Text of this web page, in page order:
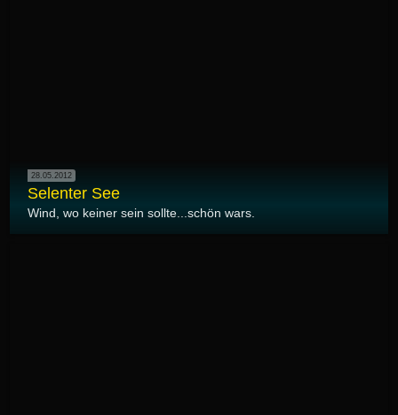
28.05.2012
Selenter See
Wind, wo keiner sein sollte...schön wars.